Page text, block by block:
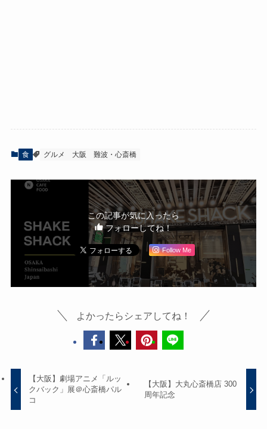
食 グルメ 大阪 難波・心斎橋
この記事が気に入ったら
フォローしてね！
Follow Me
よかったらシェアしてね！
【大阪】劇場アニメ「ルッ
クバック」展＠心斎橋パル
コ
【大阪】大丸心斎橋店 300
周年記念